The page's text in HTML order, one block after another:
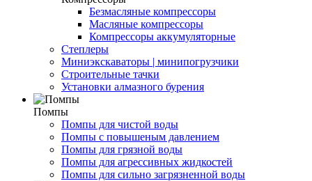
Безмасляные компрессоры
Масляные компрессоры
Компрессоры аккумуляторные
Степлеры
Миниэкскаваторы | минипогрузчики
Строительные тачки
Установки алмазного бурения
Помпы
Помпы для чистой воды
Помпы с повышеным давлением
Помпы для грязной воды
Помпы для агрессивных жидкостей
Помпы для сильно загрязненной воды